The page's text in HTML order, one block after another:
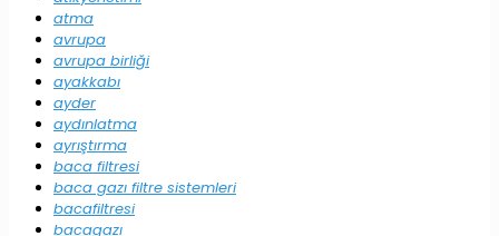
atma
avrupa
avrupa birliği
ayakkabı
ayder
aydınlatma
ayrıştırma
baca filtresi
baca gazı filtre sistemleri
bacafiltresi
bacagazı